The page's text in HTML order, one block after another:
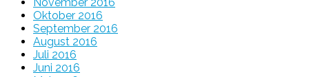
Oktober 2016
September 2016
August 2016
Juli 2016
Juni 2016